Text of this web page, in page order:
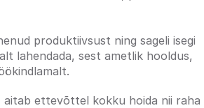
produktiivsust ning sageli isegi
lahendada, sest ametlik hooldus,
aitab ettevõttel kokku hoida nii raha